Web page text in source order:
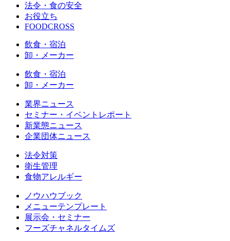
法令・食の安全
お役立ち
FOODCROSS
飲食・宿泊
卸・メーカー
飲食・宿泊
卸・メーカー
業界ニュース
セミナー・イベントレポート
新業態ニュース
企業団体ニュース
法令対策
衛生管理
食物アレルギー
ノウハウブック
メニューテンプレート
展示会・セミナー
フーズチャネルタイムズ